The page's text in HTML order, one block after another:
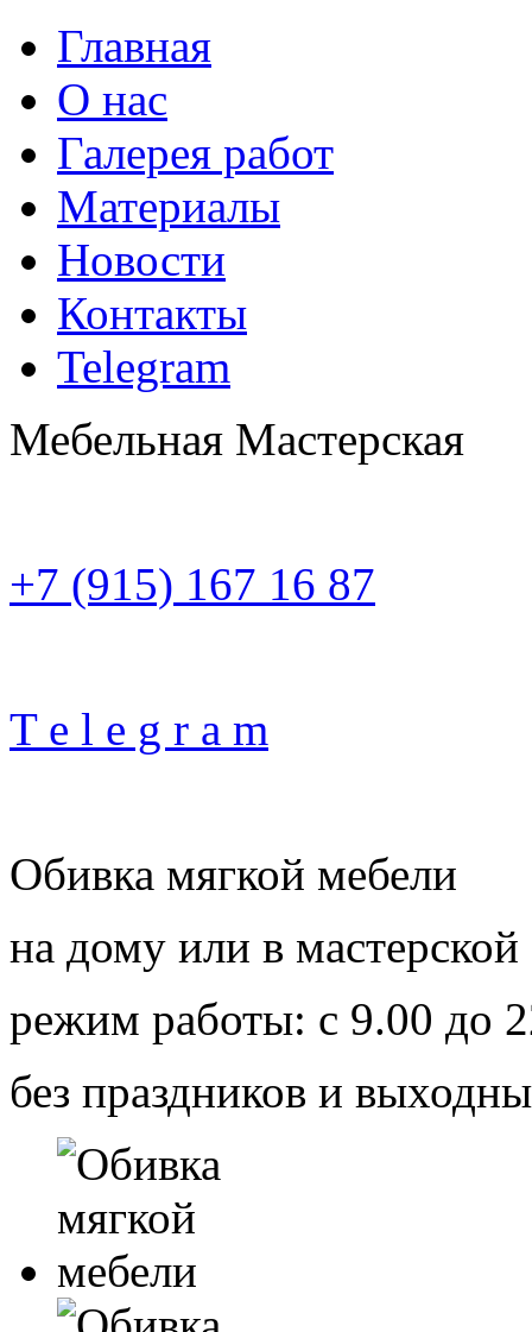
Главная
О нас
Галерея работ
Материалы
Новости
Контакты
Telegram
Мебельная Мастерская
+7 (915) 167 16 87
T e l e g r a m
Обивка мягкой мебели
на дому или в мастерской
режим работы: с 9.00 до
без праздников и